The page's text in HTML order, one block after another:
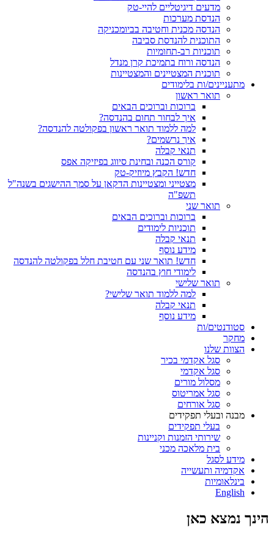
מדעים דיגיטליים להיי-טק
הנדסת מערכות
הנדסה מכנית וחטיבה בביומכניקה
התוכנית להנדסת סביבה
תוכניות רב-תחומיות
הנדסה ורוח בתמיכת קרן מנדל
תוכנית המצטיינים והמצטיינות
מתעניינים/ות בלימודים
תואר ראשון
ברוכות וברוכים הבאים
איך לבחור תחום בהנדסה?
למה ללמוד תואר ראשון בפקולטה להנדסה?
איך נרשמים?
תנאי קבלה
קורס הכנה ובחינת סיווג בפיזיקה אפס
חדש! הקבץ מיוזיק-טק
מצטייני ומצטיינות הדקאן על סמך ההישגים בשנה"ל
תשפ"ה
תואר שני
ברוכות וברוכים הבאים
תוכניות לימודים
תנאי קבלה
מידע נוסף
חדש! תואר שני עם חטיבת חלל בפקולטה להנדסה
לימודי חוץ בהנדסה
תואר שלישי
למה ללמוד תואר שלישי?
תנאי קבלה
מידע נוסף
סטודנטים/ות
מחקר
הצוות שלנו
סגל אקדמי בכיר
סגל אקדמי
מסלול מורים
סגל אמריטוס
סגל אורחים
מבנה ובעלי תפקידים
בעלי תפקידים
שירותי הזמנות וקניינות
בית מלאכה מכני
מידע לסגל
אקדמיה ותעשייה
בינלאומיות
English
הינך נמצא כאן